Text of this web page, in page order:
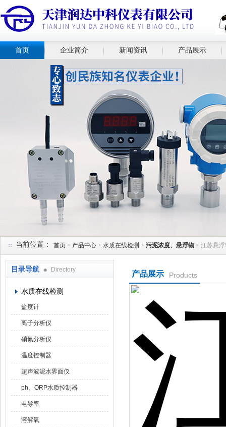
首页 企业简介 新闻资讯 产品展示
当前位置： 首页 > 产品中心 > 水质在线检测 > 污泥浓度、悬浮物 > 江苏悬
目录导航 Directory
水质在线检测
盐度计
离子分析仪
硝氮分析仪
温度控制器
超声波泥水界面仪
ph、ORP水质控制器
电导率
溶解氧
产品展示 Products